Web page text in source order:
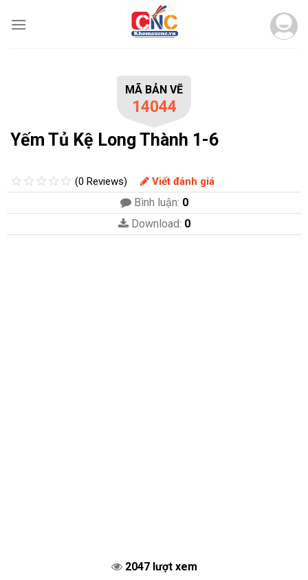
MÃ BẢN VẼ
14044
Yếm Tủ Kệ Long Thành 1-6
(0 Reviews) Viết đánh giá
Bình luận: 0
Download: 0
2047 lượt xem